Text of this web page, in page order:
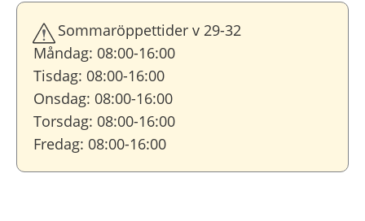
Sommaröppettider v 29-32
Måndag: 08:00-16:00
Tisdag: 08:00-16:00
Onsdag: 08:00-16:00
Torsdag: 08:00-16:00
Fredag: 08:00-16:00